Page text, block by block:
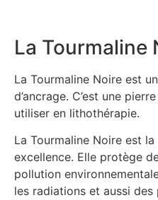
La Tourmaline
La Tourmaline Noire est
d’ancrage. C’est une
utiliser en lithothérapie.
La Tourmaline Noire est
excellence. Elle protège
pollution
les radiations et aussi